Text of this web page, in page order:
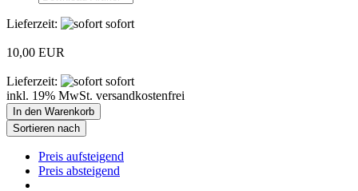
Lieferzeit: sofort
10,00 EUR
Lieferzeit:
sofort
inkl. 19% MwSt. versandkostenfrei
In den Warenkorb
Sortieren nach
Preis aufsteigend
Preis absteigend